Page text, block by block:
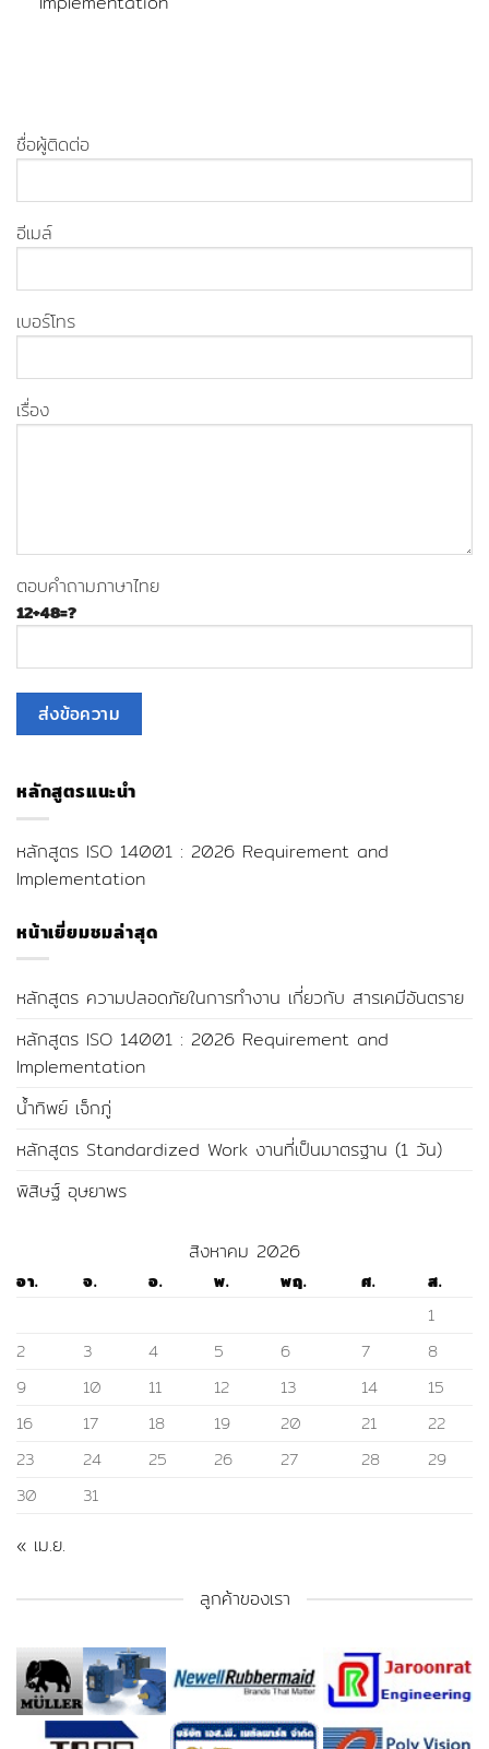
ชื่อผู้ติดต่อ
อีเมล์
เบอร์โทร
เรื่อง
ตอบคำถามภาษาไทย
12+48=?
หลักสูตรแนะนำ
หลักสูตร ISO 14001 : 2026 Requirement and
Implementation
หน้าเยี่ยมชมล่าสุด
หลักสูตร ความปลอดภัยในการทํางาน เกี่ยวกับ สารเคมีอันตราย
หลักสูตร ISO 14001 : 2026 Requirement and
Implementation
น้ำทิพย์ เจ็กภู่
หลักสูตร Standardized Work งานที่เป็นมาตรฐาน (1 วัน)
พิสิษฐ์ อุษยาพร
สิงหาคม 2026
อา. จ. อ. พ. พฤ. ศ.
ส.
1
2
3 4 5 6 7
8
9
10 11 12 13 14
15
16
17 18 19 20 21
22
23
24 25 26 27 28
29
30
31
« เม.ย.
ลูกค้าของเรา